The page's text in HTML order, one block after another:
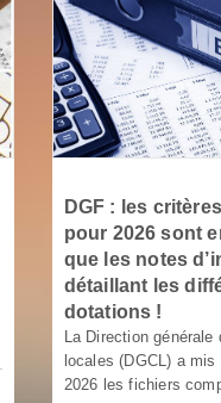
DGF : les
pour 2026 sont
que les notes
détaillant les
dotations !
La Direction
locales (DGCL) a
2026 les fichiers